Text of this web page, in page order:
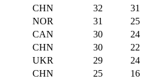
CHN 32
31
NOR 31
25
CAN 30
24
CHN 30
22
UKR 29
24
CHN 25
16